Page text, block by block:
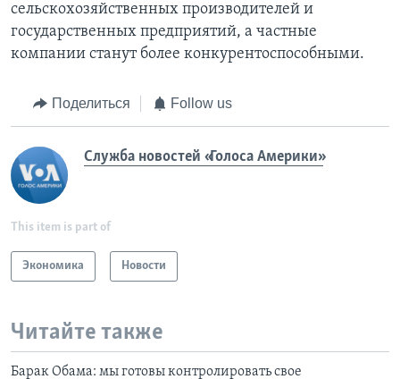
сельскохозяйственных производителей и
государственных предприятий, а частные
компании станут более конкурентоспособными.
Поделиться Follow us
Служба новостей «Голоса Америки»
This item is part of
Экономика Новости
Читайте также
Барак Обама: мы готовы контролировать свое